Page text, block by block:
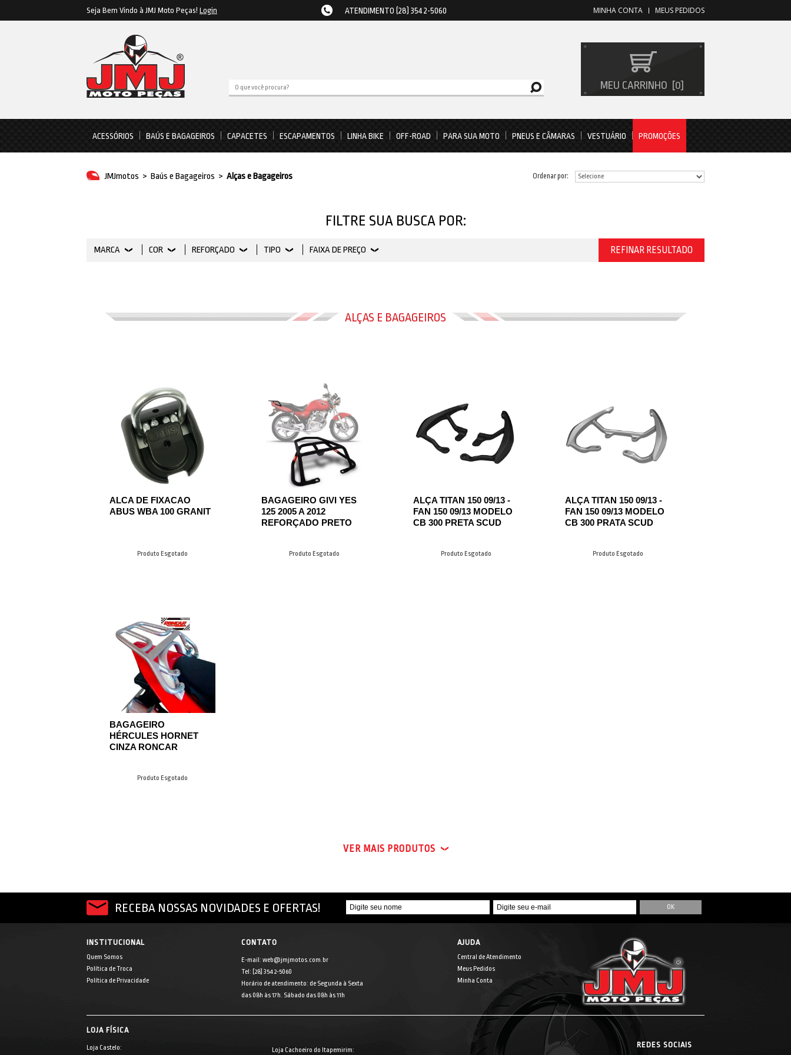
Seja Bem Vindo à JMJ Moto Peças! Login ATENDIMENTO (28) 3542-5060 MEUS PEDIDOS
MINHA CONTA
MEU CARRINHO 0
ACESSÓRIOS BAÚS E BAGAGEIROS CAPACETES ESCAPAMENTOS LINHA BIKE OFF-ROAD PARA SUA MOTO PNEUS E CÂMARAS VESTUÁRIO PROMOÇÕES
JMJmotos > Baús e Bagageiros > Alças e Bagageiros
FILTRE SUA BUSCA POR:
REFINAR RESULTADO
MARCA COR REFORÇADO TIPO FAIXA DE PREÇO
ALÇAS E BAGAGEIROS
Ordenar por:
ALCA DE FIXACAO
ABUS WBA 100 GRANIT
Produto Esgotado
BAGAGEIRO GIVI YES
125 2005 A 2012
REFORÇADO PRETO
Produto Esgotado
ALÇA TITAN 150 09/13 -
FAN 150 09/13 MODELO
CB 300 PRETA SCUD
Produto Esgotado
ALÇA TITAN 150 09/13 -
FAN 150 09/13 MODELO
CB 300 PRATA SCUD
Produto Esgotado
BAGAGEIRO
HÉRCULES HORNET
CINZA RONCAR
Produto Esgotado
VER MAIS PRODUTOS
RECEBA NOSSAS NOVIDADES E OFERTAS!
INSTITUCIONAL
Quem Somos
Política de Troca
Política de Privacidade
CONTATO
E-mail: web@jmjmotos.com.br
Tel: [28] 3542-5060
Horário de atendimento: de Segunda à Sexta
das 08h às 17h. Sábado das 08h às 11h
AJUDA
Central de Atendimento
Meus Pedidos
Minha Conta
LOJA FÍSICA
Loja Castelo: Loja Cachoeiro do Itapemirim:
REDES SOCIAIS